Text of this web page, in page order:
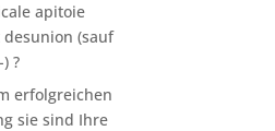
apitoie
(sauf
?
erfolgreichen
sie sind Ihre